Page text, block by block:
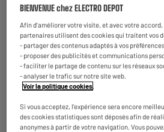
BIENVENUE chez ELECTRO DEPOT
Afin d'améliorer votre visite, et avec votre accord,
partenaires utilisent des cookies qui traitent vos
- partager des contenus adaptés à vos
- proposer des publicités et communications
- faciliter le partage de contenu sur les réseaux
- analyser le trafic sur notre site web.
Voir la politique cookies.
Si vous acceptez, l'expérience sera encore
des cookies statistiques sont déposés afin de
anonymes à partir de votre navigation. Vous